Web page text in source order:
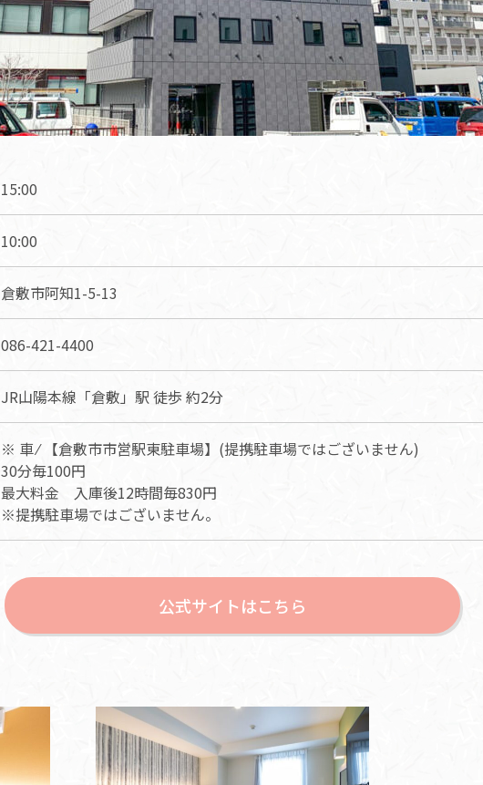
15:00
10:00
倉敷市阿知1-5-13
086-421-4400
JR山陽本線「倉敷」駅 徒歩 約2分
※ 車 ⁄ 【倉敷市市営駅東駐車場】(提携駐車場ではございません)
30分毎100円
最大料金 入庫後12時間毎830円
※提携駐車場ではございません。
公式サイトはこちら